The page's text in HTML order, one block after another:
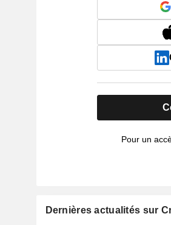
Pour un
Dernières actualités sur